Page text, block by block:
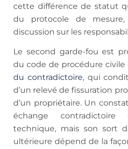
cette différence de statut
du protocole de
discussion sur les
Le second garde-fou est
du code de procédure civile
du contradictoire, qui
d’un relevé de fissuration
d’un propriétaire. Un
échange
technique, mais son sort
ultérieure dépend de la